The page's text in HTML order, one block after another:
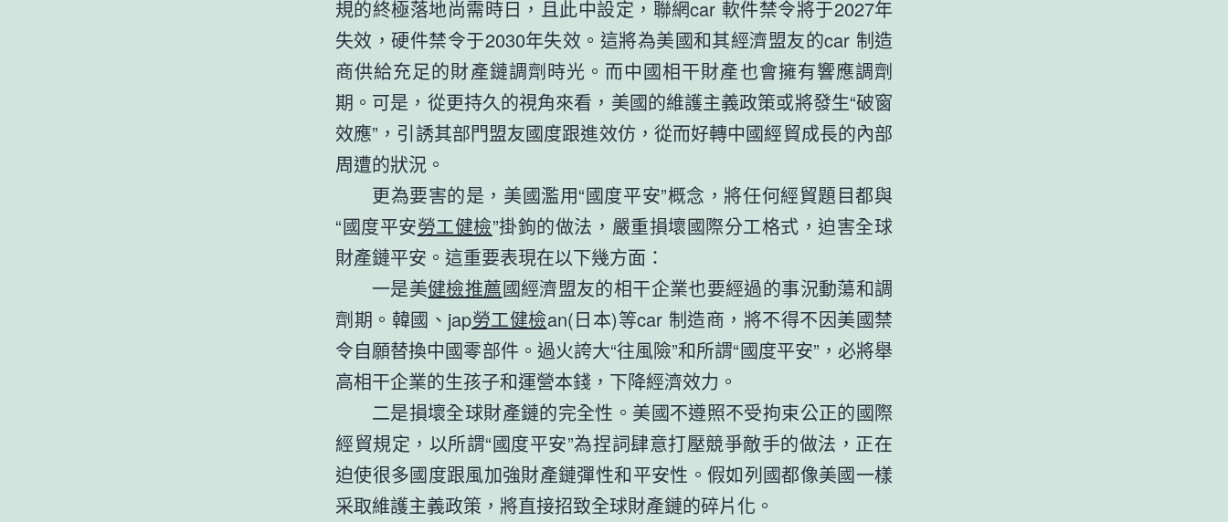
規的終極落地尚需時日，且此中設定，聯網car 軟件禁令將于2027年
失效，硬件禁令于2030年失效。這將為美國和其經濟盟友的car 制造
商供給充足的財產鏈調劑時光。而中國相干財產也會擁有響應調劑
期。可是，從更持久的視角來看，美國的維護主義政策或將發生“破窗
效應”，引誘其部門盟友國度跟進效仿，從而好轉中國經貿成長的內部
周遭的狀況。
更為要害的是，美國濫用“國度平安”概念，將任何經貿題目都與
“國度平安勞工健檢”掛鉤的做法，嚴重損壞國際分工格式，迫害全球
財產鏈平安。這重要表現在以下幾方面：
一是美健檢推薦國經濟盟友的相干企業也要經過的事況動蕩和調
劑期。韓國、jap勞工健檢an(日本)等car 制造商，將不得不因美國禁
令自願替換中國零部件。過火誇大“往風險”和所謂“國度平安”，必將舉
高相干企業的生孩子和運營本錢，下降經濟效力。
二是損壞全球財產鏈的完全性。美國不遵照不受拘束公正的國際
經貿規定，以所謂“國度平安”為捏詞肆意打壓競爭敵手的做法，正在
迫使很多國度跟風加強財產鏈彈性和平安性。假如列國都像美國一樣
采取維護主義政策，將直接招致全球財產鏈的碎片化。